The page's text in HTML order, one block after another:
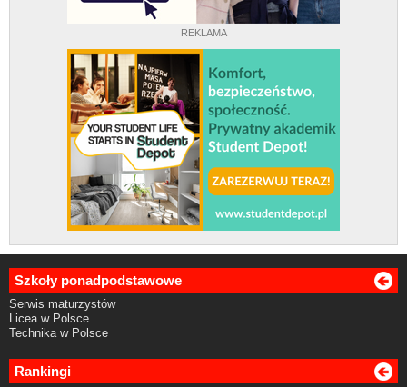
REKLAMA
Szkoły ponadpodstawowe
Serwis maturzystów
Licea w Polsce
Technika w Polsce
Rankingi